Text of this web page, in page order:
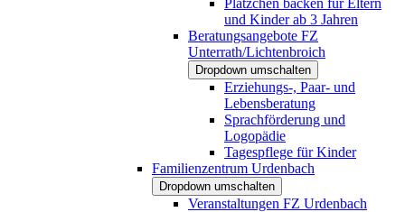
und Kinder ab 3 Jahren
Beratungsangebote FZ
Unterrath/Lichtenbroich
Dropdown umschalten
Erziehungs-, Paar- und
Lebensberatung
Sprachförderung und
Logopädie
Tagespflege für Kinder
Familienzentrum Urdenbach
Dropdown umschalten
Veranstaltungen FZ Urdenbach